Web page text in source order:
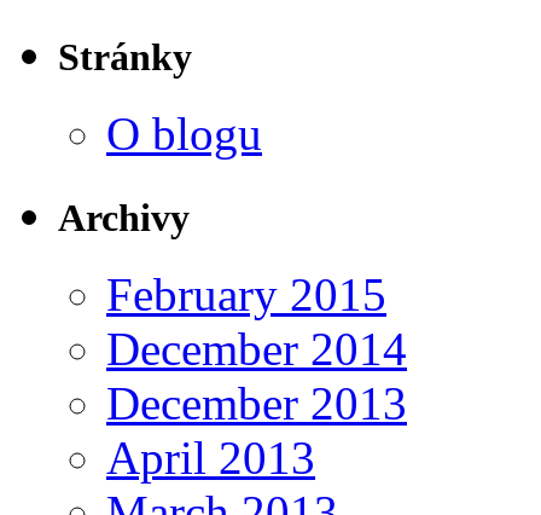
Stránky
O blogu
Archivy
February 2015
December 2014
December 2013
April 2013